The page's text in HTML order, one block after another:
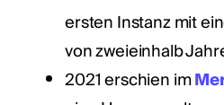
ersten Instanz mit
von zweieinhalb
2021 erschien im